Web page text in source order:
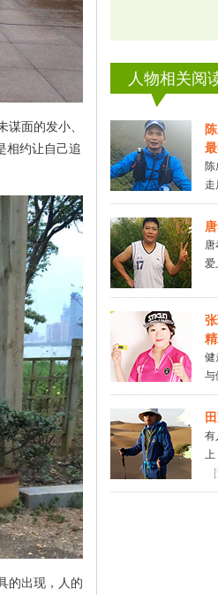
面的发小、
相约让自己追
的出现，人的
人物相关阅
走
唐
爱
健
与
有
上